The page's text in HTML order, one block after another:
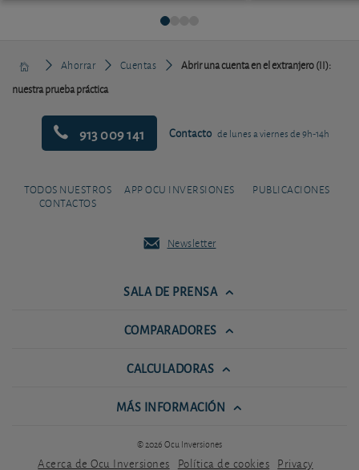
Ahorrar Cuentas
Abrir una cuenta en el extranjero (II):
nuestra prueba práctica
913 009 141 Contacto de lunes a viernes de 9h-14h
TODOS NUESTROS
CONTACTOS
APP OCU INVERSIONES PUBLICACIONES
Newsletter
SALA DE PRENSA
COMPARADORES
CALCULADORAS
MÁS INFORMACIÓN
© 2026 Ocu Inversiones
Acerca de Ocu Inversiones Política de cookies Privacy